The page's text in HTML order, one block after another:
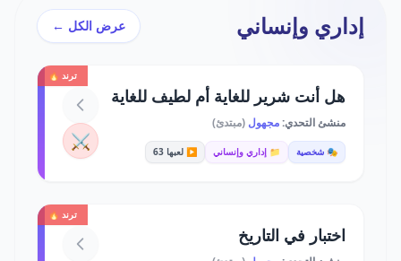
إداري وإنساني عرض الكل ←
ترند 🔥
هل أنت شرير للغاية أم لطيف للغاية
منشئ التحدي:مجهول (مبتدئ)
🎭 شخصية 📁 إداري وإنساني ▶️ لعبها 63 ⚔️
ترند 🔥
اختبار في التاريخ